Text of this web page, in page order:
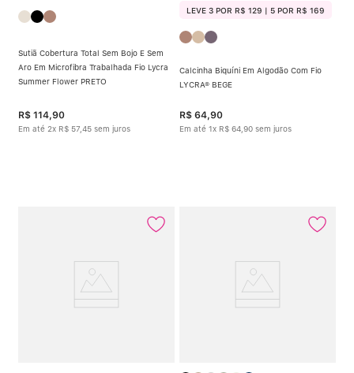
Sutiã Cobertura Total Sem Bojo E Sem
Aro Em Microfibra Trabalhada Fio Lycra
Summer Flower PRETO
R$ 114,90
Em até 2x R$ 57 45 sem juros
LEVE 3 POR R$ 129 | 5 POR R$ 169
Calcinha Biquíni Em Algodão Com Fio
LYCRA® BEGE
R$ 64,90
Em até 1x R$ 64 90 sem juros